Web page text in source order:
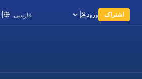
Language ورود اشتراک